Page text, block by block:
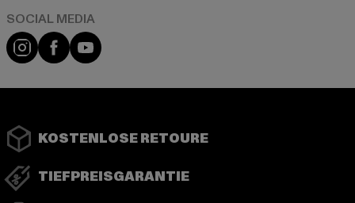
Instagram
FacebookYouTube
KOSTENLOSE RETOURE
TIEFPREISGARANTIE